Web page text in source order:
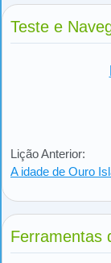
Teste e
Lição Anterior:
A idade de Ouro
Ferramentas